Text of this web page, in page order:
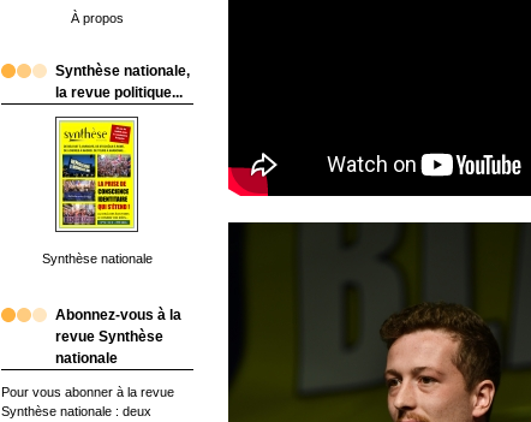
À propos
Synthèse nationale,
la revue politique...
Synthèse nationale
Abonnez-vous à la
revue Synthèse
nationale
Pour vous abonner à la revue
Synthèse nationale : deux